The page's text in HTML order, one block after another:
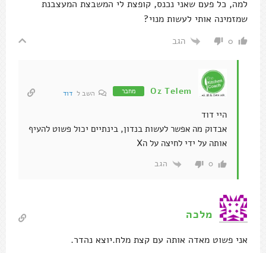
למה, כל פעם שאני נכנס, קופצת לי המשבצת המעצבנת
שמזמינה אותי לעשות מנוי?
0 הגב
Oz Telem מחבר השב ל דוד
היי דוד
אבדוק מה אפשר לעשות בנדון, בינתיים יכול פשוט להעיף
אותה על ידי לחיצה על הX
0 הגב
מלכה
אני פשוט מאדה אותה עם קצת מלח.יוצא נהדר.